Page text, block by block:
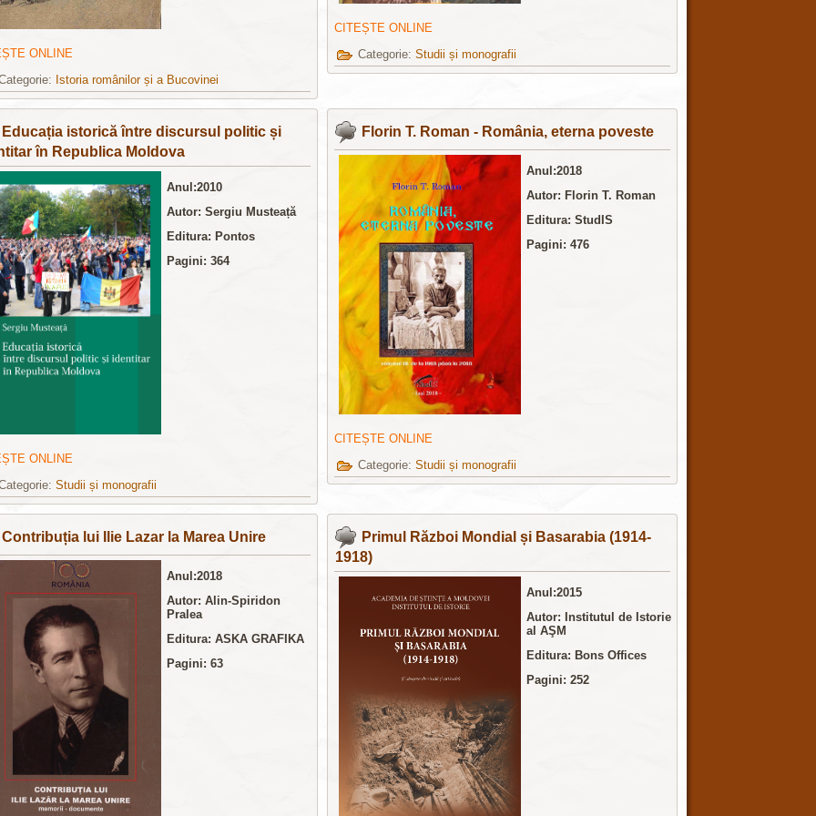
ONLINE
Istoria românilor și a Bucovinei
CITEȘTE ONLINE
Categorie: Studii și monografii
Educația istorică între discursul politic și
în Republica Moldova
Anul:2010
Autor: Sergiu Musteață
Editura: Pontos
Pagini: 364
ONLINE
Studii și monografii
Florin T. Roman - România, eterna poveste
Anul:2018
Autor: Florin T. Roman
Editura: StudIS
Pagini: 476
CITEȘTE ONLINE
Categorie: Studii și monografii
Contribuția lui Ilie Lazar la Marea Unire
Anul:2018
Autor: Alin-Spiridon
Pralea
Editura: ASKA GRAFIKA
Pagini: 63
Primul Război Mondial și Basarabia (1914-
1918)
Anul:2015
Autor: Institutul de Istorie
al AŞM
Editura: Bons Offices
Pagini: 252